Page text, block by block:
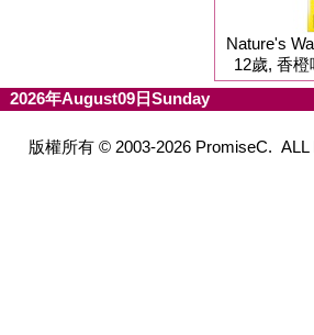
Nature's
12歲, 香
2026年August09日Sunday
版權所有 © 2003-2026 PromiseC.